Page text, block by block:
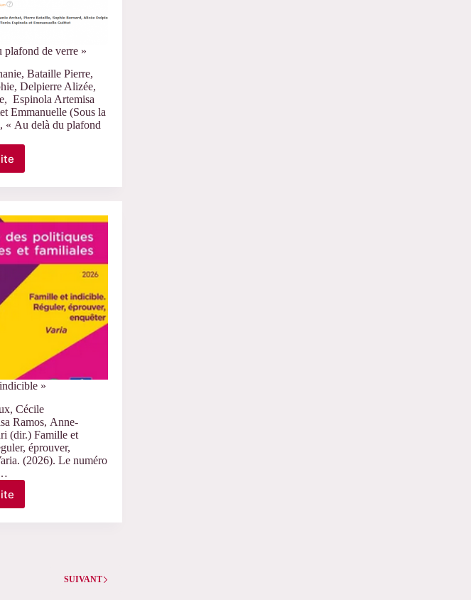
plafond de verre »
Bataille Pierre,
Delpierre Alizée,
Espinola Artemisa
Emmanuelle (Sous la
« Au delà du plafond
»
»
Cécile
Ramos, Anne-
(dir.) Famille et
éprouver,
(2026). Le numéro
SUIVANT